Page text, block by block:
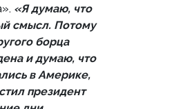
«Я думаю, что
смысл. Потому
борца
и думаю, что
в Америке,
президент